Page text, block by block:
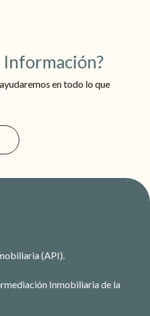
Información?
en todo lo que
(API).
Inmobiliaria de la